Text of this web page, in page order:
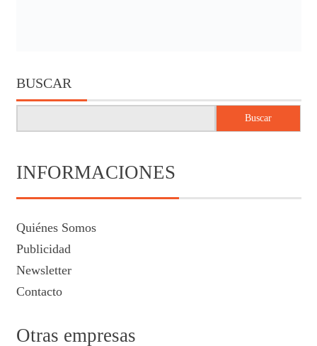
BUSCAR
Buscar
INFORMACIONES
Quiénes Somos
Publicidad
Newsletter
Contacto
Otras empresas